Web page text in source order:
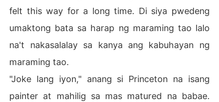
felt this way for a long time. Di siya pwedeng
umaktong bata sa harap ng maraming tao lalo
na't nakasalalay sa kanya ang kabuhayan ng
maraming tao.
"Joke lang iyon," anang si Princeton na isang
painter at mahilig sa mas matured na babae.